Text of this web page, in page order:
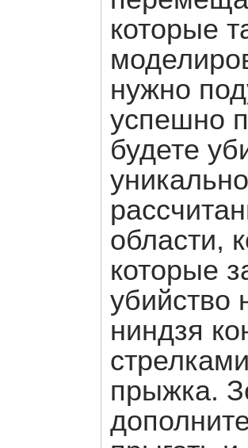
которые
нужно
успешно
будете
области,
которые
убийство
ниндзя
прыжка.